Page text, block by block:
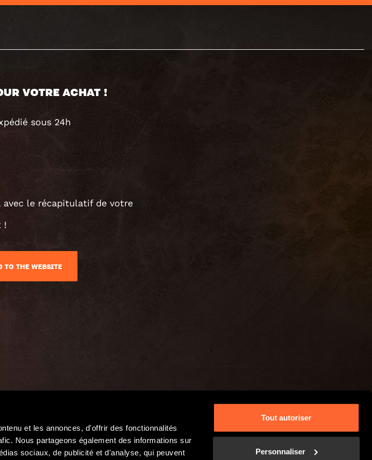
et les annonces, d'offrir des fonctionnalités
Nous partageons également des informations sur
sociaux, de publicité et d'analyse, qui peuvent
Tout autoriser
Personnaliser
VOTRE ACHAT !
sous 24h
avec le récapitulatif de votre
!
TO THE WEBSITE